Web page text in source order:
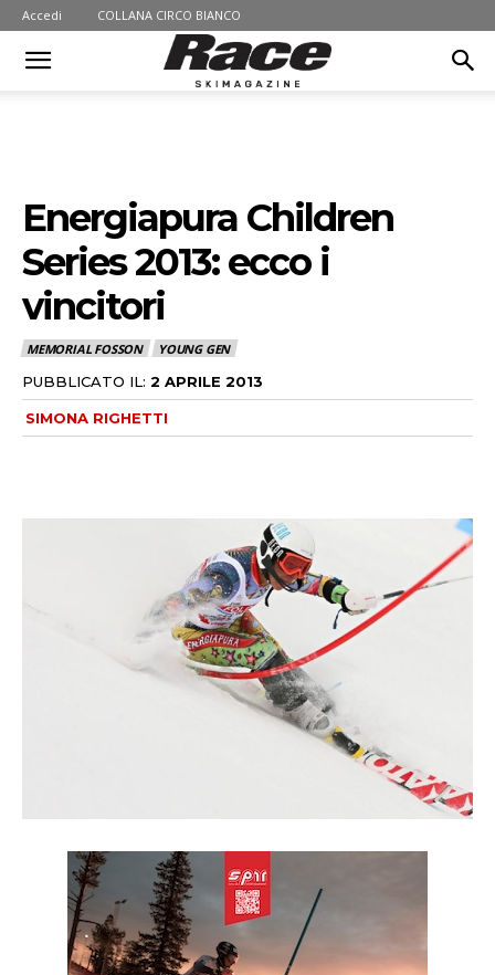
Accedi COLLANA CIRCO BIANCO
Energiapura Children
Series 2013: ecco i
vincitori
MEMORIAL FOSSON YOUNG GEN
PUBBLICATO IL: 2 APRILE 2013
SIMONA RIGHETTI